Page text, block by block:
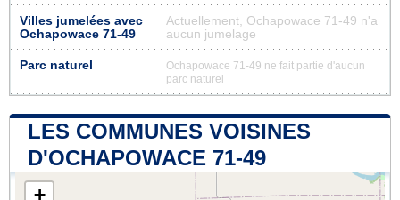
Villes jumelées avec
Ochapowace 71-49
Actuellement, Ochapowace 71-49 n'a
aucun jumelage
Parc naturel
Ochapowace 71-49 ne fait partie d'aucun
parc naturel
LES COMMUNES VOISINES
D'OCHAPOWACE 71-49
+